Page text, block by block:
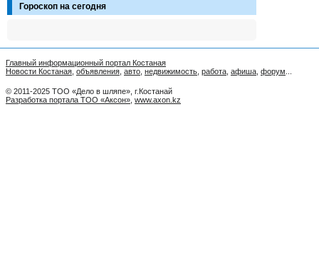
Гороскоп на сегодня
Главный информационный портал Костаная
Новости Костаная объявления авто недвижимость работа афиша форум
© 2011-2025 ТОО «Дело в шляпе», г.Костанай
Разработка портала ТОО «Аксон» www.axon.kz